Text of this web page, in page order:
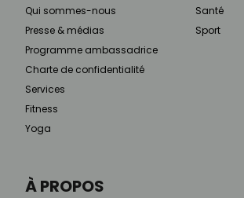
À PROPOS
Qui sommes-nous
Presse & médias
Programme ambassadrice
Charte de confidentialité
Services
Fitness
Yoga
Santé
Sport